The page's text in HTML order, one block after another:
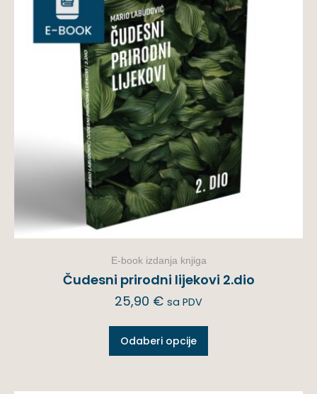
E-book izdanja knjiga
Čudesni prirodni lijekovi 2.dio
25,90 € sa PDV
Odaberi opcije